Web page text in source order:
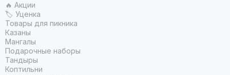
🔥 Акции
🏷 Уценка
Товары для пикника
Казаны
Мангалы
Подарочные наборы
Тандыры
Коптильни